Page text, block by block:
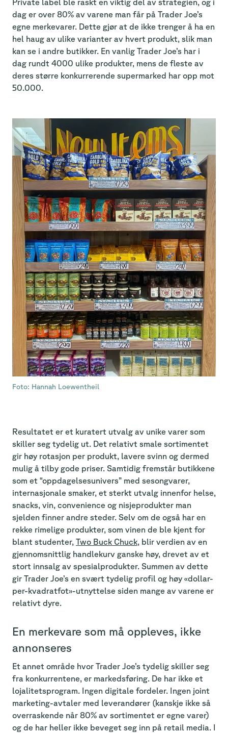
Private label ble raskt en viktig del av strategien, og i
dag er over 80% av varene man får på Trader Joe’s
egne merkevarer. Dette gjør at de ikke trenger å ha en
hel haug av ulike varianter av hvert produkt, slik man
kan se i andre butikker. En vanlig Trader Joe’s har i
dag rundt 4000 ulike produkter, mens de fleste av
deres større konkurrerende supermarked har opp mot
50.000.
Foto: Hannah Loewentheil
Resultatet er et kuratert utvalg av unike varer som
skiller seg tydelig ut. Det relativt smale sortimentet
gir høy rotasjon per produkt, lavere svinn og dermed
mulig å tilby gode priser. Samtidig fremstår butikkene
som et “oppdagelsesunivers” med sesongvarer,
internasjonale smaker, et sterkt utvalg innenfor helse,
snacks, vin, convenience og nisjeprodukter man
sjelden finner andre steder. Selv om de også har en
rekke rimelige produkter, som vinen de ble kjent for
blant studenter, Two Buck Chuck, blir verdien av en
gjennomsnittlig handlekurv ganske høy, drevet av et
stort innsalg av spesialprodukter. Summen av dette
gir Trader Joe’s en svært tydelig profil og høy «dollar-
per-kvadratfot»-utnyttelse siden mange av varene er
relativt dyre.
En merkevare som må oppleves, ikke
annonseres
Et annet område hvor Trader Joe’s tydelig skiller seg
fra konkurrentene, er markedsføring. De har ikke et
lojalitetsprogram. Ingen digitale fordeler. Ingen joint
marketing-avtaler med leverandører (kanskje ikke så
overraskende når 80% av sortimentet er egne varer)
og de har heller ikke beveget seg inn på retail media. I